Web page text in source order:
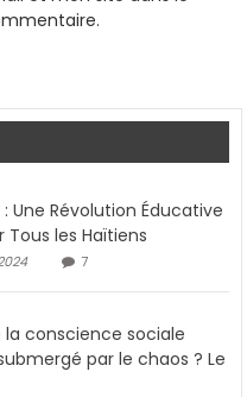
Une Révolution Éducative
Tous les Haïtiens
7
la conscience sociale
par le chaos ? Le